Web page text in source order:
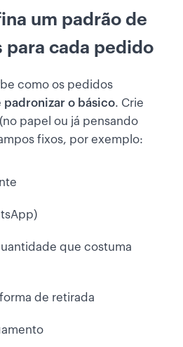
um padrão de
para cada pedido
como os pedidos
padronizar o básico. Crie
papel ou já pensando
fixos, por exemplo:
que costuma
de retirada